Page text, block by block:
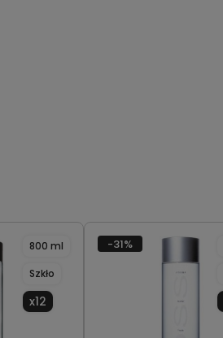
800 ml
Szkło
x12
-31%